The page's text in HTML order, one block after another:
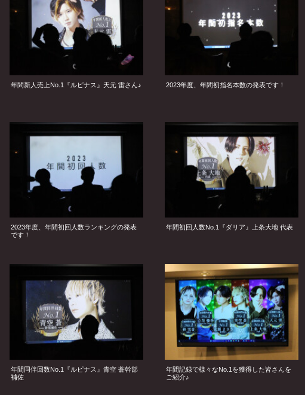
年間新人売上No.1『ルピナス』天元 雷さん♪ 2023年度、年間初指名本数の発表です！
2023年度、年間初回人数ランキングの発表
です！
年間初回人数No.1『ダリア』上条大地 代表
年間同伴回数No.1『ルピナス』青空 蒼幹部
補佐
年間記録で様々なNo.1を獲得した皆さんを
ご紹介♪